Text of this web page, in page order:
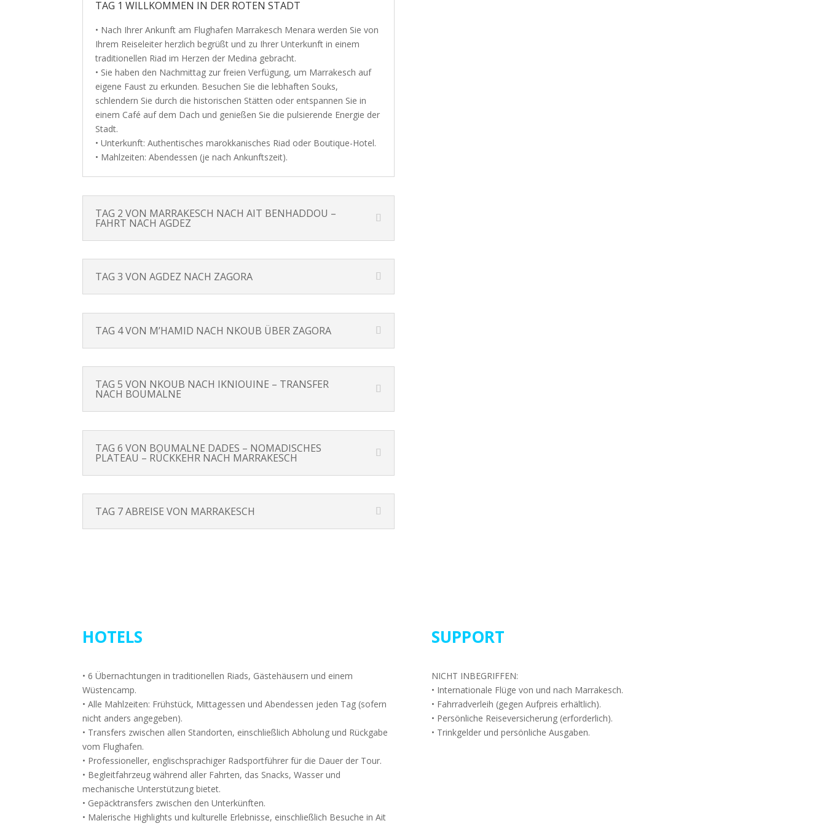
TAG 1 WILLKOMMEN IN DER ROTEN STADT
• Nach Ihrer Ankunft am Flughafen Marrakesch Menara werden Sie von
Ihrem Reiseleiter herzlich begrüßt und zu Ihrer Unterkunft in einem
traditionellen Riad im Herzen der Medina gebracht.
• Sie haben den Nachmittag zur freien Verfügung, um Marrakesch auf
eigene Faust zu erkunden. Besuchen Sie die lebhaften Souks,
schlendern Sie durch die historischen Stätten oder entspannen Sie in
einem Café auf dem Dach und genießen Sie die pulsierende Energie der
Stadt.
• Unterkunft: Authentisches marokkanisches Riad oder Boutique-Hotel.
• Mahlzeiten: Abendessen (je nach Ankunftszeit).
TAG 2 VON MARRAKESCH NACH AIT BENHADDOU –
FAHRT NACH AGDEZ
TAG 3 VON AGDEZ NACH ZAGORA
TAG 4 VON M’HAMID NACH NKOUB ÜBER ZAGORA
TAG 5 VON NKOUB NACH IKNIOUINE – TRANSFER
NACH BOUMALNE
TAG 6 VON BOUMALNE DADES – NOMADISCHES
PLATEAU – RÜCKKEHR NACH MARRAKESCH
TAG 7 ABREISE VON MARRAKESCH
HOTELS
• 6 Übernachtungen in traditionellen Riads, Gästehäusern und einem
Wüstencamp.
• Alle Mahlzeiten: Frühstück, Mittagessen und Abendessen jeden Tag (sofern
nicht anders angegeben).
• Transfers zwischen allen Standorten, einschließlich Abholung und Rückgabe
vom Flughafen.
• Professioneller, englischsprachiger Radsportführer für die Dauer der Tour.
• Begleitfahrzeug während aller Fahrten, das Snacks, Wasser und
mechanische Unterstützung bietet.
• Gepäcktransfers zwischen den Unterkünften.
• Malerische Highlights und kulturelle Erlebnisse, einschließlich Besuche in Ait
SUPPORT
NICHT INBEGRIFFEN:
• Internationale Flüge von und nach Marrakesch.
• Fahrradverleih (gegen Aufpreis erhältlich).
• Persönliche Reiseversicherung (erforderlich).
• Trinkgelder und persönliche Ausgaben.